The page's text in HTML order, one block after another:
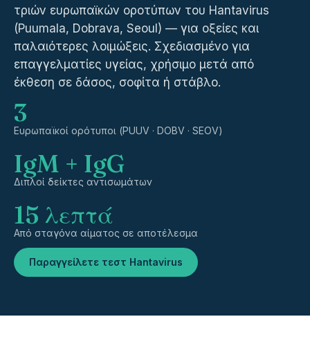
τριών ευρωπαϊκών οροτύπων του Hantavirus
(Puumala, Dobrava, Seoul) — για οξείες και
παλαιότερες λοιμώξεις. Σχεδιασμένο για
επαγγελματίες υγείας, χρήσιμο μετά από
έκθεση σε δάσος, σοφίτα ή στάβλο.
3
Ευρωπαϊκοί ορότυποι (PUUV · DOBV · SEOV)
IgM + IgG
Διπλοί δείκτες αντισωμάτων
15 λεπτά
Από σταγόνα αίματος σε αποτέλεσμα
Παραγγείλετε τεστ Hantavirus